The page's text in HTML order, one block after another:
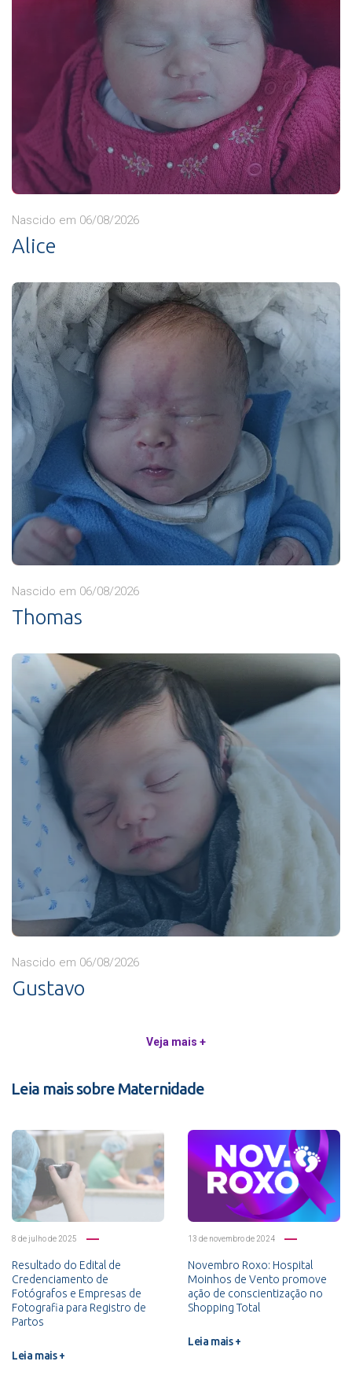
Nascido em 06/08/2026
Alice
Nascido em 06/08/2026
Thomas
Nascido em 06/08/2026
Gustavo
Veja mais +
Leia mais sobre Maternidade
8 de julho de 2025
Resultado do Edital de
Credenciamento de
Fotógrafos e Empresas de
Fotografia para Registro de
Partos
Leia mais +
13 de novembro de 2024
Novembro Roxo: Hospital
Moinhos de Vento promove
ação de conscientização no
Shopping Total
Leia mais +